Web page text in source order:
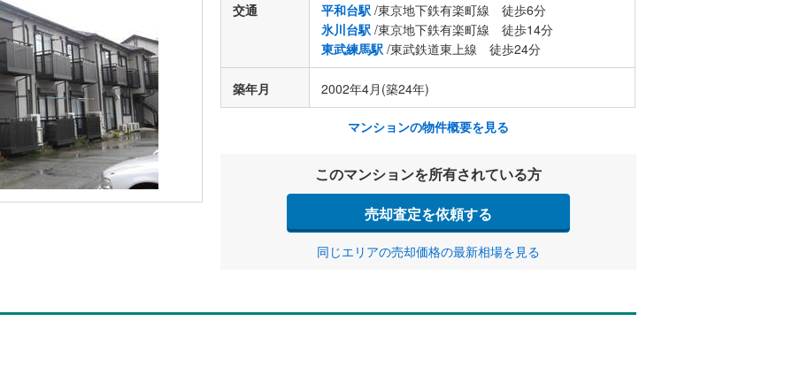
交通 平和台駅 /東京地下鉄有楽町線 徒歩6分
氷川台駅 /東京地下鉄有楽町線 徒歩14分
東武練馬駅 /東武鉄道東上線 徒歩24分
築年月 2002年4月(築24年)
マンションの物件概要を見る
このマンションを所有されている方
売却査定を依頼する
同じエリアの売却価格の最新相場を見る